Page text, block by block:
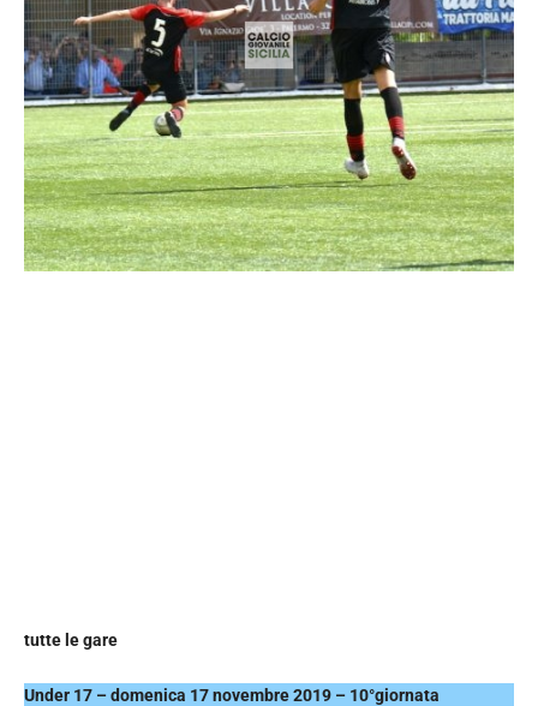
tutte le gare
Under 17 – domenica 17 novembre 2019 – 10°giornata